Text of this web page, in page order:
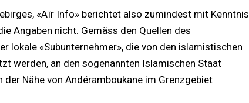
«Aïr Info» berichtet also zumindest mit Kenntnis
Angaben nicht. Gemäss den Quellen des
lokale «Subunternehmer», die von den islamistischen
werden, an den sogenannten Islamischen Staat
Nähe von Andéramboukane im Grenzgebiet